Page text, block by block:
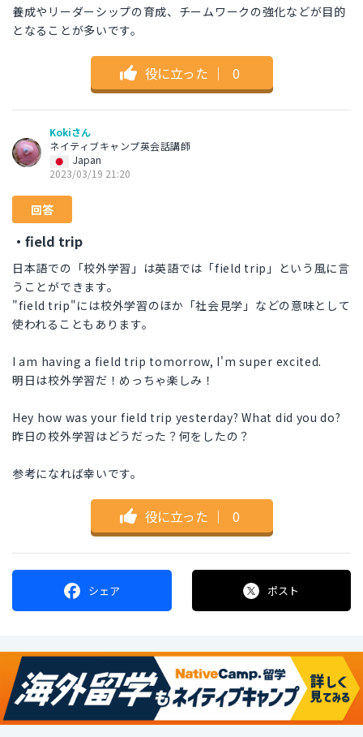
養成やリーダーシップの育成、チームワークの強化などが目的
となることが多いです。
役に立った ｜ 0
Kokiさん
ネイティブキャンプ英会話講師
Japan
2023/03/19 21:20
回答
・field trip
日本語での「校外学習」は英語では「field trip」という風に言
うことができます。
"field trip"には校外学習のほか「社会見学」などの意味として
使われることもあります。
I am having a field trip tomorrow, I'm super excited.
明日は校外学習だ！めっちゃ楽しみ！
Hey how was your field trip yesterday? What did you do?
昨日の校外学習はどうだった？何をしたの？
参考になれば幸いです。
役に立った ｜ 0
シェア ポスト